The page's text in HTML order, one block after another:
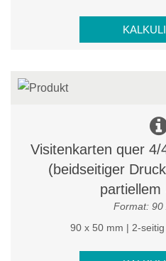
Visitenkarten quer
(beidseitiger
partiellem
Format: 90
90 x 50 mm | 2-